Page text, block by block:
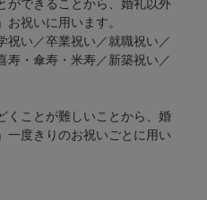
祝いに用います。
祝い／卒業祝い／就職祝い／
寿・傘寿・米寿／新築祝い／
くことが難しいことから、婚
一度きりのお祝いごとに用い